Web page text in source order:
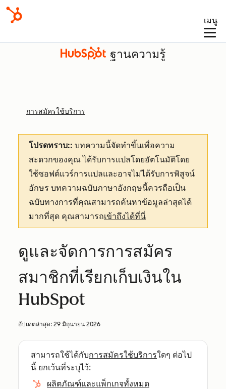
เมนู
ฐานความรู้
การสมัครใช้บริการ
โปรดทราบ:: บทความนี้จัดทำขึ้นเพื่อความ
สะดวกของคุณได้รับการแปลโดยอัตโนมัติโดย
ใช้ซอฟต์แวร์การแปลและอาจไม่ได้รับการพิสูจน์
อักษร บทความฉบับภาษาอังกฤษนี้ควรถือเป็น
ฉบับทางการที่คุณสามารถค้นหาข้อมูลล่าสุดได้
มากที่สุด คุณสามารถเข้าถึงได้ที่นี่
ดูและจัดการการสมัคร
สมาชิกที่เรียกเก็บเงินใน
HubSpot
อัปเดตล่าสุด: 29 มิถุนายน 2026
สามารถใช้ได้กับการสมัครใช้บริการใดๆ ต่อไป
นี้ ยกเว้นที่ระบุไว้:
ผลิตภัณฑ์และแพ็กเกจทั้งหมด